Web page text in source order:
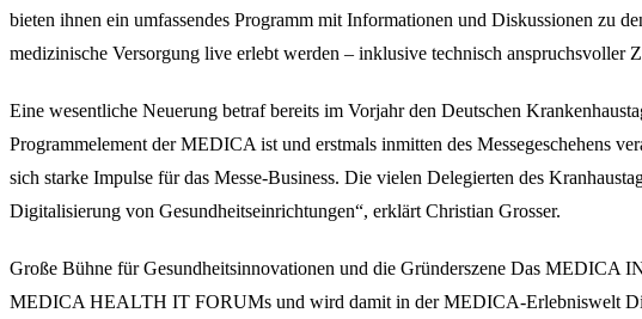
bieten ihnen ein umfassendes Programm mit Informationen und Diskussionen zu
medizinische Versorgung live erlebt werden – inklusive technisch anspruchsvoller
Eine wesentliche Neuerung betraf bereits im Vorjahr den Deutschen
Programmelement der MEDICA ist und erstmals inmitten des Messegeschehens
sich starke Impulse für das Messe-Business. Die vielen Delegierten des
Digitalisierung von Gesundheitseinrichtungen“, erklärt Christian Grosser.
Große Bühne für Gesundheitsinnovationen und die Gründerszene Das MEDICA
MEDICA HEALTH IT FORUMs und wird damit in der MEDICA-Erlebniswelt